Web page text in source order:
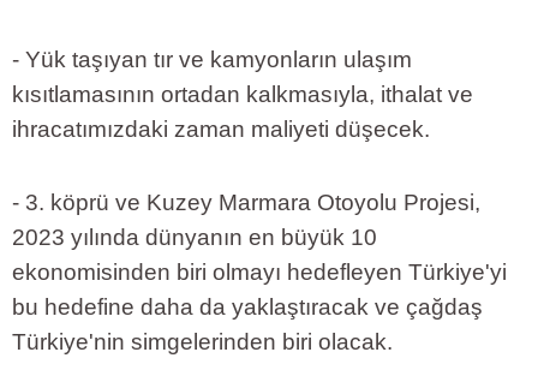
- Yük taşıyan tır ve kamyonların ulaşım
kısıtlamasının ortadan kalkmasıyla, ithalat ve
ihracatımızdaki zaman maliyeti düşecek.
- 3. köprü ve Kuzey Marmara Otoyolu Projesi,
2023 yılında dünyanın en büyük 10
ekonomisinden biri olmayı hedefleyen Türkiye'yi
bu hedefine daha da yaklaştıracak ve çağdaş
Türkiye'nin simgelerinden biri olacak.